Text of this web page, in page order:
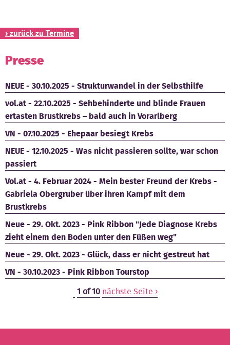
› zurück zu Termine
Presse
NEUE - 30.10.2025 - Strukturwandel in der Selbsthilfe
vol.at - 22.10.2025 - Sehbehinderte und blinde Frauen
ertasten Brustkrebs – bald auch in Vorarlberg
VN - 07.10.2025 - Ehepaar besiegt Krebs
NEUE - 12.10.2025 - Was nicht passieren sollte, war schon
passiert
Vol.at - 4. Februar 2024 - Mein bester Freund der Krebs -
Gabriela Obergruber über ihren Kampf mit dem
Brustkrebs
Neue - 29. Okt. 2023 - Pink Ribbon "Jede Diagnose Krebs
zieht einem den Boden unter den Füßen weg"
Neue - 29. Okt. 2023 - Glück, dass er nicht gestreut hat
VN - 30.10.2023 - Pink Ribbon Tourstop
1 of 10 nächste Seite ›